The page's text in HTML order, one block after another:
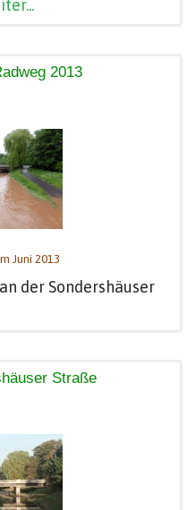
2013
Juni 2013
der Sondershäuser
Straße